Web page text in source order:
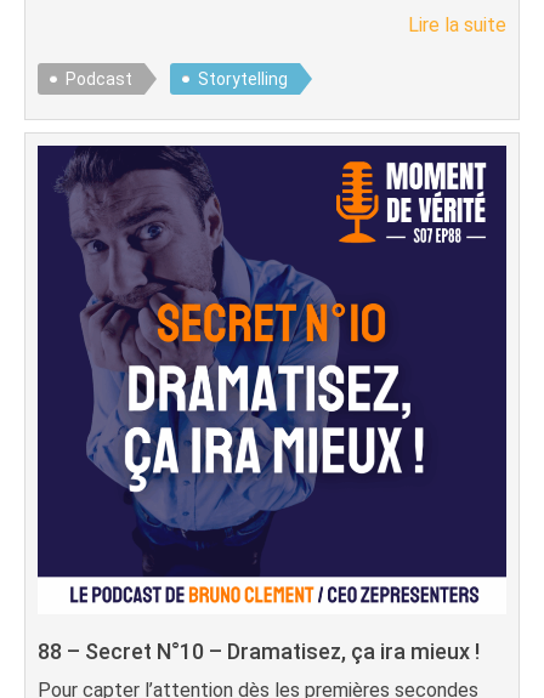
Lire la suite
Podcast Storytelling
88 – Secret N°10 – Dramatisez, ça ira mieux !
Pour capter l’attention dès les premières secondes